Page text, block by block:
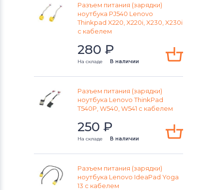
Разъемы питания для ноутбуков
Sony
Разъемы питания для ноутбуков
Разъемы питания для ноутбуков
Разъемы питания для ноутбуков
Универсальный
Разъем питания (зарядки)
ноутбука PJ540 Lenovo
Thinkpad X220, X220i, X230, X230i
с кабелем
280 ₽
На складе В наличии
Разъем питания (зарядки)
ноутбука Lenovo ThinkPad
T540P, W540, W541 с кабелем
250 ₽
На складе В наличии
Разъем питания (зарядки)
ноутбука Lenovo IdeaPad Yoga
13 с кабелем